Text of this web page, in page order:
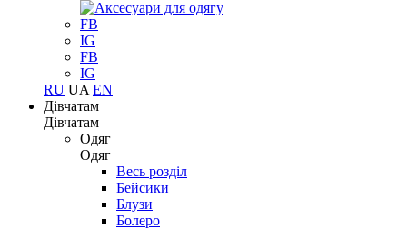
FB
IG
FB
IG
RU UA EN
Дівчатам
Дівчатам
Одяг
Одяг
Весь розділ
Бейсики
Блузи
Болеро